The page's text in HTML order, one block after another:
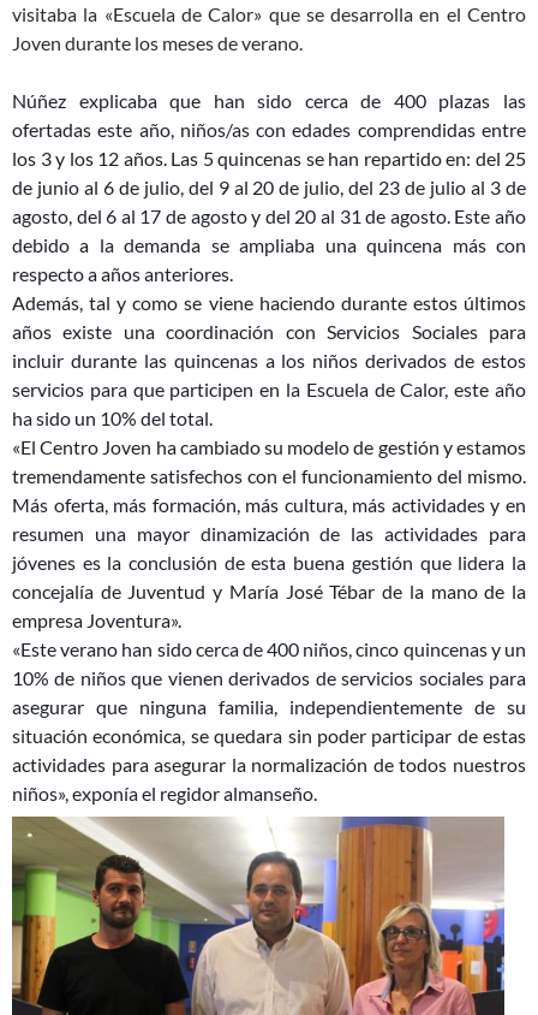
visitaba la «Escuela de Calor» que se desarrolla en el Centro
Joven durante los meses de verano.
Núñez explicaba que han sido cerca de 400 plazas las
ofertadas este año, niños/as con edades comprendidas entre
los 3 y los 12 años. Las 5 quincenas se han repartido en: del 25
de junio al 6 de julio, del 9 al 20 de julio, del 23 de julio al 3 de
agosto, del 6 al 17 de agosto y del 20 al 31 de agosto. Este año
debido a la demanda se ampliaba una quincena más con
respecto a años anteriores.
Además, tal y como se viene haciendo durante estos últimos
años existe una coordinación con Servicios Sociales para
incluir durante las quincenas a los niños derivados de estos
servicios para que participen en la Escuela de Calor, este año
ha sido un 10% del total.
«El Centro Joven ha cambiado su modelo de gestión y estamos
tremendamente satisfechos con el funcionamiento del mismo.
Más oferta, más formación, más cultura, más actividades y en
resumen una mayor dinamización de las actividades para
jóvenes es la conclusión de esta buena gestión que lidera la
concejalía de Juventud y María José Tébar de la mano de la
empresa Joventura».
«Este verano han sido cerca de 400 niños, cinco quincenas y un
10% de niños que vienen derivados de servicios sociales para
asegurar que ninguna familia, independientemente de su
situación económica, se quedara sin poder participar de estas
actividades para asegurar la normalización de todos nuestros
niños», exponía el regidor almanseño.